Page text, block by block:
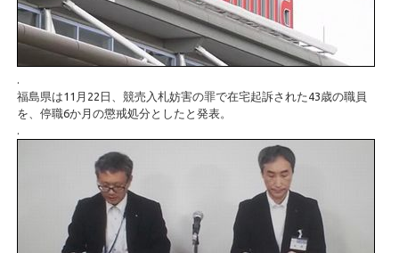
.
福島県は11月22日、競売入札妨害の罪で在宅起訴された43歳の職員
を、停職6か月の懲戒処分としたと発表。
.